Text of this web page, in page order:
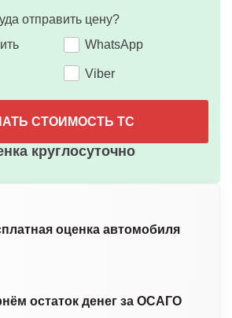
отправить цену?
WhatsApp
Viber
СТОИМОСТЬ ТС
круглосуточно
оценка автомобиля
остаток денег за ОСАГО